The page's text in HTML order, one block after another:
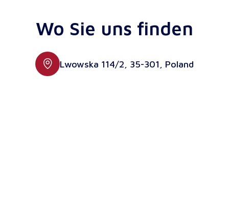
Wo Sie uns finden
Lwowska 114/2, 35-301, Poland